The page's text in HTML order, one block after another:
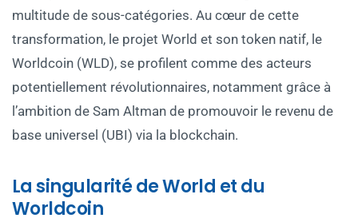
multitude de sous-catégories. Au cœur de cette
transformation, le projet World et son token natif, le
Worldcoin (WLD), se profilent comme des acteurs
potentiellement révolutionnaires, notamment grâce à
l’ambition de Sam Altman de promouvoir le revenu de
base universel (UBI) via la blockchain.
La singularité de World et du
Worldcoin